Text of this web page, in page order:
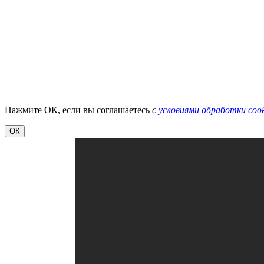
Нажмите ОК, если вы соглашаетесь с условиями обработки
ОК